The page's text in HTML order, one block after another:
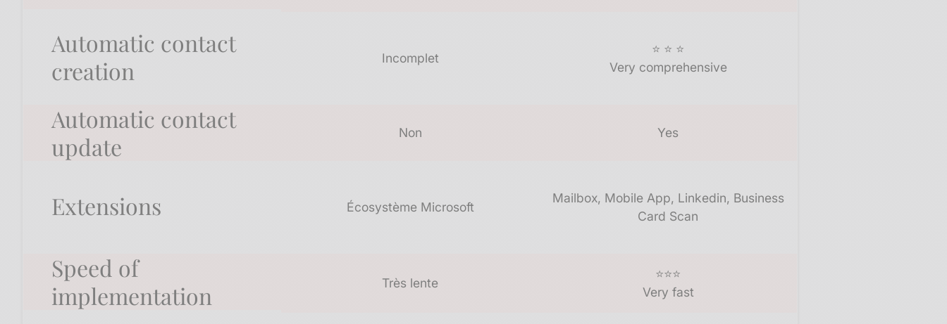
Automatic contact
creation
Incomplet
⭐ ⭐ ⭐
Very comprehensive
Automatic contact
update
Non Yes
Extensions Écosystème Microsoft
Mailbox, Mobile App, Linkedin, Business
Card Scan
Speed of
implementation
Très lente
⭐⭐⭐
Very fast